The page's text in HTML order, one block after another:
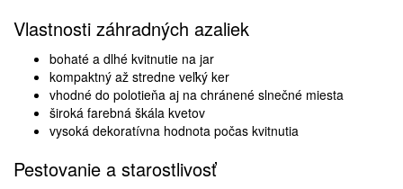
Vlastnosti záhradných azaliek
bohaté a dlhé kvitnutie na jar
kompaktný až stredne veľký ker
vhodné do polotieňa aj na chránené slnečné miesta
široká farebná škála kvetov
vysoká dekoratívna hodnota počas kvitnutia
Pestovanie a starostlivosť